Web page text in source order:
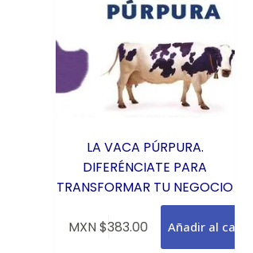
LA VACA PÚRPURA.
DIFERÉNCIATE PARA
TRANSFORMAR TU NEGOCIO
MXN $383.00 Añadir al carrito